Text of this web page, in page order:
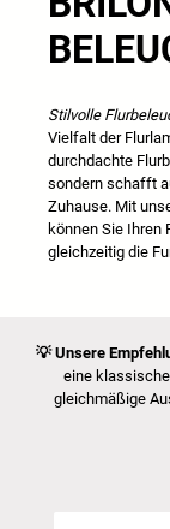
Stilvolle
Vielfalt der
durchdachte
sondern schafft
Zuhause. Mit
können Sie Ihren
gleichzeitig die
💡 Unsere
eine
gleichmäßige